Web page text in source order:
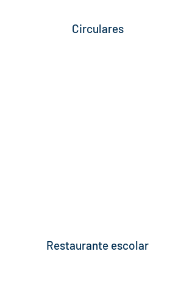
Circulares
Restaurante escolar